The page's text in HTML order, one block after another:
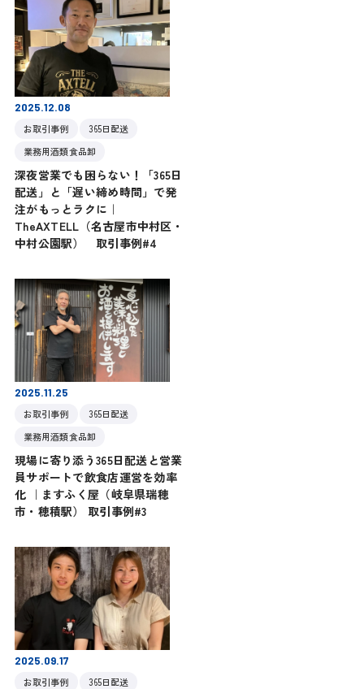
2025.12.08
お取引事例
365日配送
業務用酒類食品卸
深夜営業でも困らない！「365日
配送」と「遅い締め時間」で発
注がもっとラクに｜
TheAXTELL（名古屋市中村区・
中村公園駅） 取引事例#4
2025.11.25
お取引事例
365日配送
業務用酒類食品卸
現場に寄り添う365日配送と営業
員サポートで飲食店運営を効率
化 ｜ますふく屋（岐阜県瑞穂
市・穂積駅） 取引事例#3
2025.09.17
お取引事例
365日配送